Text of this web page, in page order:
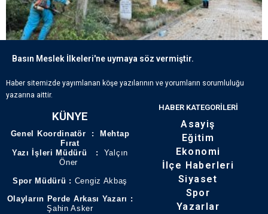
ECDADIN IZLERI BÜYÜKŞEHIR’IN HASSASIYETIYLE YAŞATILIYOR
Basın Meslek İlkeleri'ne uymaya söz vermiştir.
Haber sitemizde yayımlanan köşe yazılarının ve yorumların sorumluluğu
yazarına aittir.
KÜNYE
Genel Koordinatör : Mehtap
Fırat
Yazı İşleri Müdürü : Yalçın
Öner
Spor Müdürü : Cengiz Akbaş
Olayların Perde Arkası Yazarı :
Şahin Asker
HABER KATEGORILERI
Asayiş
Eğitim
Ekonomi
İlçe Haberleri
Siyaset
Spor
Yazarlar